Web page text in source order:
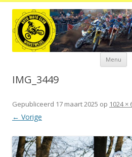
Menu
de
IMG_3449
Gepubliceerd 17 maart 2025 op 1024 ×
← Vorige